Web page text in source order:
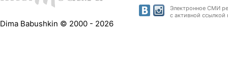
Dima Babushkin © 2000 - 2026
Электронное СМИ
с активной ссылкой